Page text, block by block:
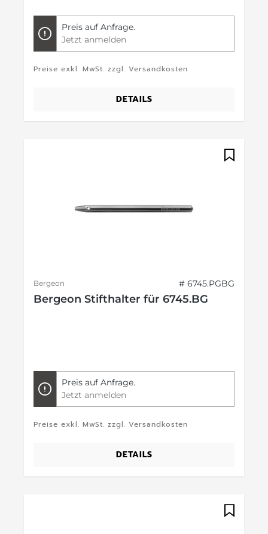
Preis auf Anfrage.
Jetzt anmelden
Preise exkl. MwSt. zzgl. Versandkosten
DETAILS
Bergeon # 6745.PGBG
Bergeon Stifthalter für 6745.BG
Preis auf Anfrage.
Jetzt anmelden
Preise exkl. MwSt. zzgl. Versandkosten
DETAILS